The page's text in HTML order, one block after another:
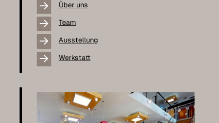
Über uns
Team
Ausstellung
Werkstatt